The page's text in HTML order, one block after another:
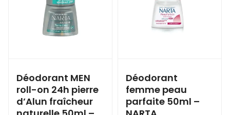
Déodorant MEN
roll-on 24h pierre
d’Alun fraîcheur
Déodorant
femme peau
parfaite 50ml –